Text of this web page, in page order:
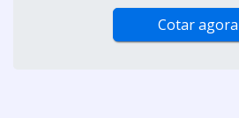
Cotar agora